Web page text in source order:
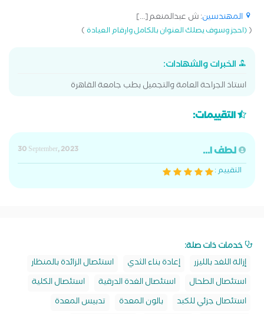
المهندسين: ش عبدالمنعم[...]
((احجز وسوف يصلك العنوان بالكامل وارقام العيادة)
الخبرات والشهادات:
استاذ الجراحة العامة والتجميل بطب جامعة القاهرة
التقييمات:
لطف ا...
30 September, 2023
التقييم :
خدمات ذات صلة:
إزالة اللغد بالليزر
إعادة بناء الثدي
استئصال الزائدة بالمنظار
استئصال الطحال
استئصال الغدة الدرقية
استئصال الكلية
استئصال جزئي للكبد
بالون المعدة
تدبيس المعدة